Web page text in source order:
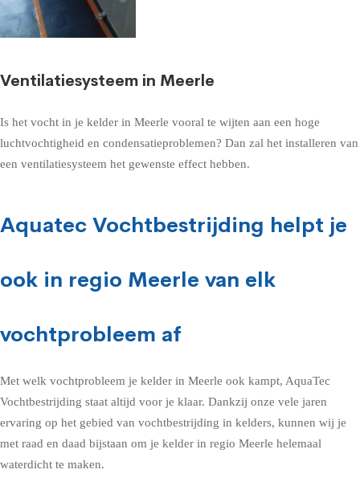
Ventilatiesysteem in Meerle
Is het vocht in je kelder in Meerle vooral te wijten aan een hoge
luchtvochtigheid en condensatieproblemen? Dan zal het installeren van
een ventilatiesysteem het gewenste effect hebben.
Aquatec Vochtbestrijding helpt je
ook in regio Meerle van elk
vochtprobleem af
Met welk vochtprobleem je kelder in Meerle ook kampt, AquaTec
Vochtbestrijding staat altijd voor je klaar. Dankzij onze vele jaren
ervaring op het gebied van vochtbestrijding in kelders, kunnen wij je
met raad en daad bijstaan om je kelder in regio Meerle helemaal
waterdicht te maken.